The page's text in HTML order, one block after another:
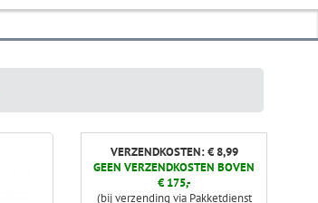
VERZENDKOSTEN: € 8,99
GEEN VERZENDKOSTEN BOVEN
€ 175,-
(bij verzending via Pakketdienst